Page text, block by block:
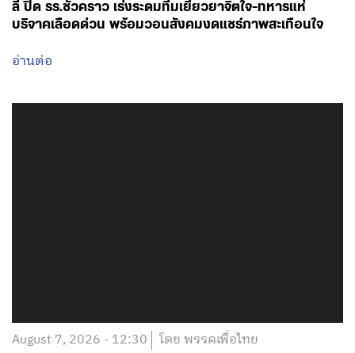
ลี่ ปิด รร.ชั่วคราว เร่งระดมทีมเยียวยาจิตใจ-ทหารแห่
บริจาคเลือดด่วน พร้อมวอนสังคมงดแชร์ภาพสะเทือนใจ
อ่านต่อ
August 7, 2026 - 12:30 โดย พรรคเพื่อไทย